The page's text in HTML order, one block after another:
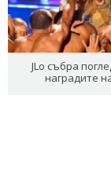
JLo събра
наградите